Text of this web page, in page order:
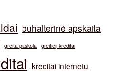
buhalterinė apskaita
greita paskola greitieji kreditai
kreditai internetu